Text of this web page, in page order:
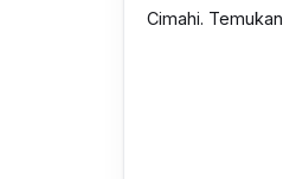
Cimahi. Temukan